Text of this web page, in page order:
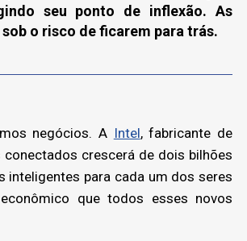
seu ponto de inflexão. As
o risco de ficarem para trás.
negócios. A Intel, fabricante de
crescerá de dois bilhões
inteligentes para cada um dos seres
que todos esses novos